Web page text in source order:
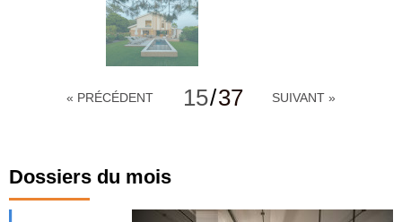
« PRÉCÉDENT 15/37 SUIVANT »
Dossiers du mois